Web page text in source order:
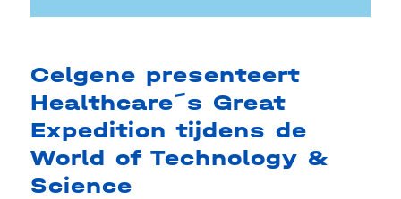
Celgene presenteert
Healthcare´s Great
Expedition tijdens de
World of Technology &
Science